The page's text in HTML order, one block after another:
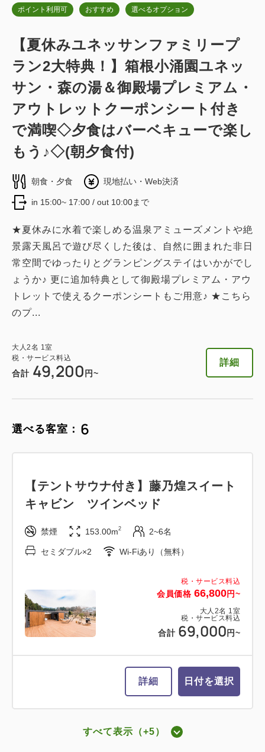
ポイント利用可 おすすめ 選べるオプション
【夏休みユネッサンファミリープ
ラン2大特典！】箱根小涌園ユネッ
サン・森の湯＆御殿場プレミアム・
アウトレットクーポンシート付き
で満喫◇夕食はバーベキューで楽し
もう♪◇(朝夕食付)
朝食・夕食 現地払い・Web決済
in 15:00~ 17:00 / out 10:00まで
★夏休みに水着で楽しめる温泉アミューズメントや絶
景露天風呂で遊び尽くした後は、自然に囲まれた非日
常空間でゆったりとグランピングステイはいかがでし
ょうか♪ 更に追加特典として御殿場プレミアム・アウ
トレットで使えるクーポンシートもご用意♪ ★こちら
のプ...
大人2名 1室
税・サービス料込
合計 49,200 円~
詳細
選べる客室： 6
税・サービス料込
会員価格 66,800円~
大人 2名 1室
税・サービス料込
合計 69,000 円~
【テントサウナ付き】藤乃煌スイート
キャビン ツインベッド
禁煙 153.00m2 2~6名
セミダブル×2 Wi-Fiあり（無料）
詳細 日付を選択
すべて表示（+5）